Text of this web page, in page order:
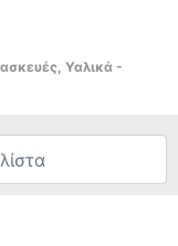
Υαλικά -